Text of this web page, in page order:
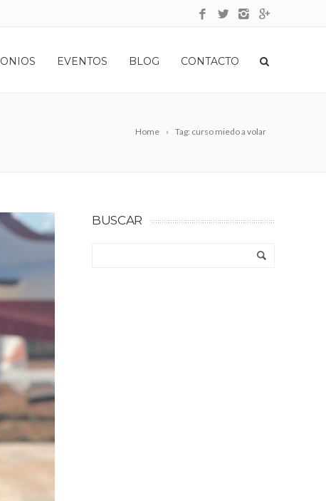
EVENTOS BLOG CONTACTO
Home Tag: curso miedo a volar
BUSCAR